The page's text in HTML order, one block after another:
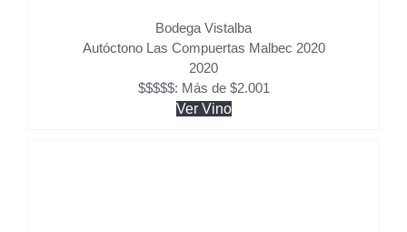
Bodega Vistalba
Autóctono Las Compuertas Malbec 2020
2020
$$$$$: Más de $2.001
Ver Vino